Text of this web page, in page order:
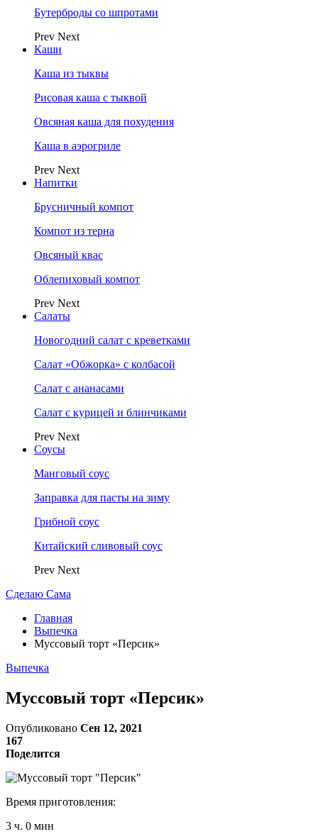
Бутерброды со шпротами
Prev Next
Каши
Каша из тыквы
Рисовая каша с тыквой
Овсяная каша для похудения
Каша в аэрогриле
Prev Next
Напитки
Брусничный компот
Компот из терна
Овсяный квас
Облепиховый компот
Prev Next
Салаты
Новогодний салат с креветками
Салат «Обжорка» с колбасой
Салат с ананасами
Салат с курицей и блинчиками
Prev Next
Соусы
Манговый соус
Заправка для пасты на зиму
Грибной соус
Китайский сливовый соус
Prev Next
Сделаю Сама
Главная
Выпечка
Муссовый торт «Персик»
Выпечка
Муссовый торт «Персик»
Опубликовано Сен 12, 2021
167
Поделится
Время приготовления:
3 ч. 0 мин